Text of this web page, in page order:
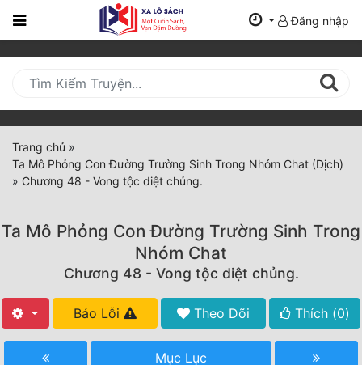
Trang
Mới
Cập
Nhật
(current)
BXH
Truyện Mới Ra
Hoàn Thành
Đăng nhập
Trang chủ »
Ta Mô Phỏng Con Đường Trường Sinh Trong Nhóm Chat (Dịch)
» Chương 48 - Vong tộc diệt chủng.
Ta Mô Phỏng Con Đường Trường Sinh Trong
Nhóm Chat
Chương 48 - Vong tộc diệt chủng.
Báo Lỗi Theo Dõi Thích (0)
Mục Lục